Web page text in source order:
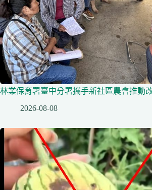
林業保育署臺中分署攜手新社區農會推動
2026-08-08